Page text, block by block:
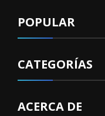
POPULAR
CATEGORÍAS
ACERCA DE